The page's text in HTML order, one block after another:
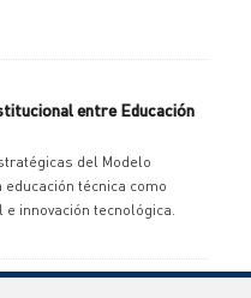
entre Educación
del Modelo
técnica como
innovación tecnológica.